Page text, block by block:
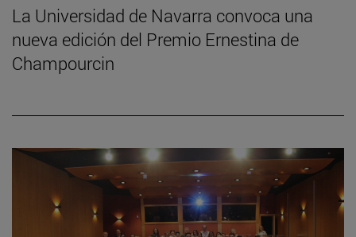
La Universidad de Navarra convoca una
nueva edición del Premio Ernestina de
Champourcin